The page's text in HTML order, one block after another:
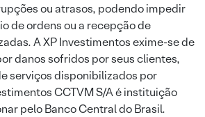
ou atrasos, podendo impedir
de ordens ou a recepção de
A XP Investimentos exime-se de
danos sofridos por seus clientes,
serviços disponibilizados por
CCTVM S/A é instituição
pelo Banco Central do Brasil.